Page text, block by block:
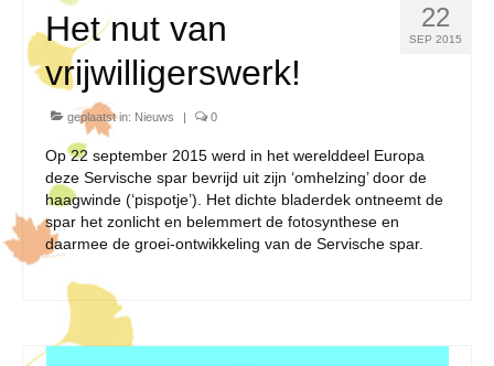
22
SEP 2015
Het nut van
vrijwilligerswerk!
geplaatst in: Nieuws | 0
Op 22 september 2015 werd in het werelddeel Europa
deze Servische spar bevrijd uit zijn ‘omhelzing’ door de
haagwinde (‘pispotje’). Het dichte bladerdek ontneemt de
spar het zonlicht en belemmert de fotosynthese en
daarmee de groei-ontwikkeling van de Servische spar.